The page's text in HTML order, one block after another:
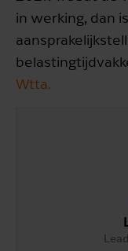
in werking, dan
Wtta.